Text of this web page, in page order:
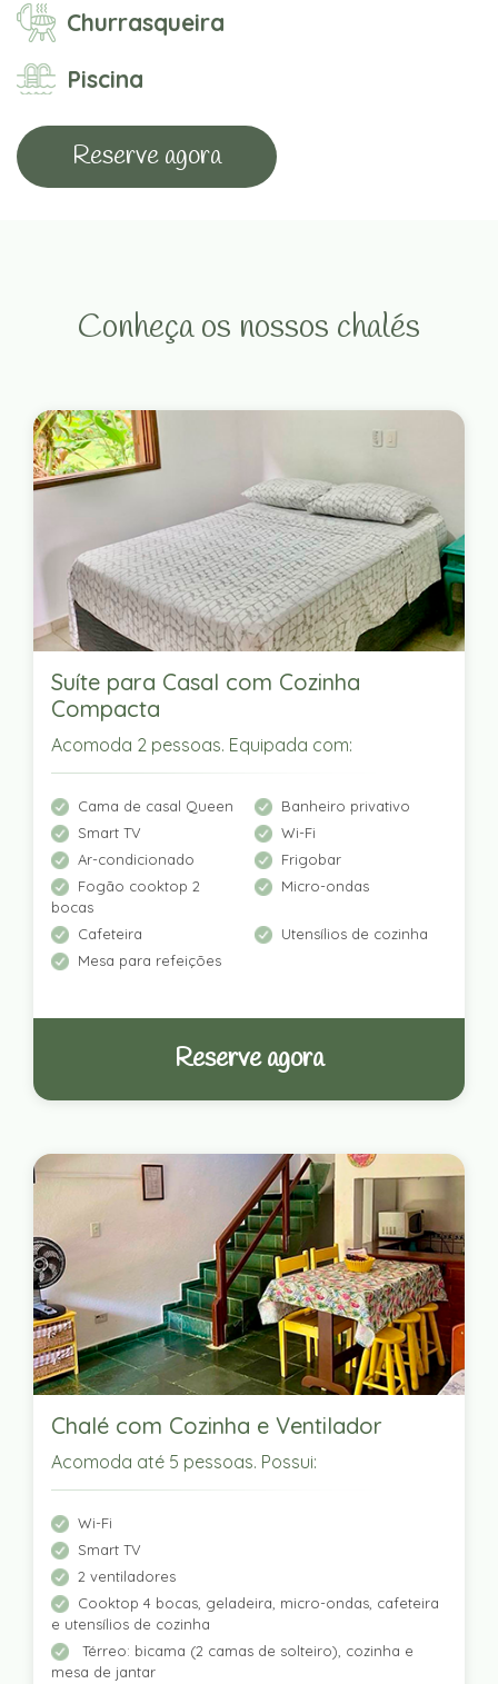
Churrasqueira
Piscina
Reserve agora
Conheça os nossos chalés
Suíte para Casal com Cozinha
Compacta
Acomoda 2 pessoas. Equipada com:
Cama de casal Queen
Banheiro privativo
Smart TV
Wi-Fi
Ar-condicionado
Frigobar
Fogão cooktop 2
bocas
Micro-ondas
Cafeteira
Utensílios de cozinha
Mesa para refeições
Reserve agora
Chalé com Cozinha e Ventilador
Acomoda até 5 pessoas. Possui:
Wi-Fi
Smart TV
2 ventiladores
Cooktop 4 bocas, geladeira, micro-ondas, cafeteira
e utensílios de cozinha
Térreo: bicama (2 camas de solteiro), cozinha e
mesa de jantar